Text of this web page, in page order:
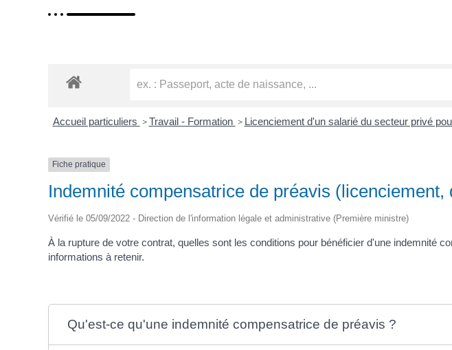
Accueil particuliers > Travail - Formation > Licenciement d'un salarié du secteur privé
Fiche pratique
Indemnité compensatrice de préavis (licenciement,
Vérifié le 05/09/2022 - Direction de l'information légale et administrative (Première ministre)
À la rupture de votre contrat, quelles sont les conditions pour bénéficier d'une indemnité
informations à retenir.
Qu'est-ce qu'une indemnité compensatrice de préavis ?